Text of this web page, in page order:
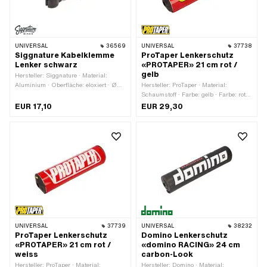
UNIVERSAL 36569
Siggnature Kabelklemme
Lenker schwarz
Hersteller: Siggnature · Material:
Aluminium · Oberfläche: eloxiert · Ø
21 - 23 mm · Nenndurchmesser
(Gewinde): 4 mm · Gewindegrösse:
EUR 17,10
UNIVERSAL 37738
ProTaper Lenkerschutz
«PROTAPER» 21 cm rot /
gelb
Hersteller: ProTaper · Material:
Schaumstoff · Farbe: gelb · Farbe: rot ·
Farbe: weiss · Gesamtlänge: 210 mm ·
Ø innen: 12 mm · Ø aussen: 53 mm
EUR 29,30
UNIVERSAL 37739
ProTaper Lenkerschutz
«PROTAPER» 21 cm rot /
weiss
Hersteller: ProTaper · Material:
UNIVERSAL 38232
Domino Lenkerschutz
«domino RACING» 24 cm
carbon-Look
Hersteller: Domino · Material: